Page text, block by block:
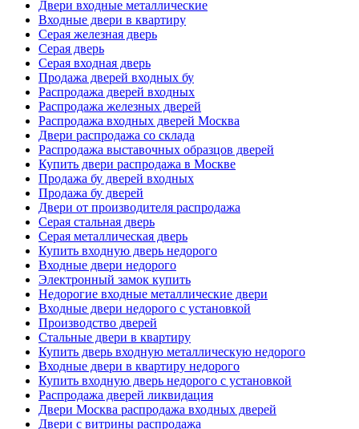
Двери входные металлические
Входные двери в квартиру
Серая железная дверь
Серая дверь
Серая входная дверь
Продажа дверей входных бу
Распродажа дверей входных
Распродажа железных дверей
Распродажа входных дверей Москва
Двери распродажа со склада
Распродажа выставочных образцов дверей
Купить двери распродажа в Москве
Продажа бу дверей входных
Продажа бу дверей
Двери от производителя распродажа
Серая стальная дверь
Серая металлическая дверь
Купить входную дверь недорого
Входные двери недорого
Электронный замок купить
Недорогие входные металлические двери
Входные двери недорого с установкой
Производство дверей
Стальные двери в квартиру
Купить дверь входную металлическую недорого
Входные двери в квартиру недорого
Купить входную дверь недорого с установкой
Распродажа дверей ликвидация
Двери Москва распродажа входных дверей
Двери с витрины распродажа